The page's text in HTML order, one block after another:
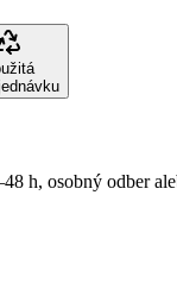
h, osobný odber